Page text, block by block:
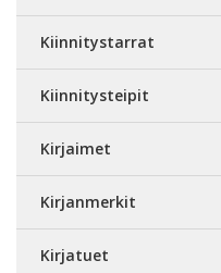
Kiinnitystarrat
Kiinnitysteipit
Kirjaimet
Kirjanmerkit
Kirjatuet